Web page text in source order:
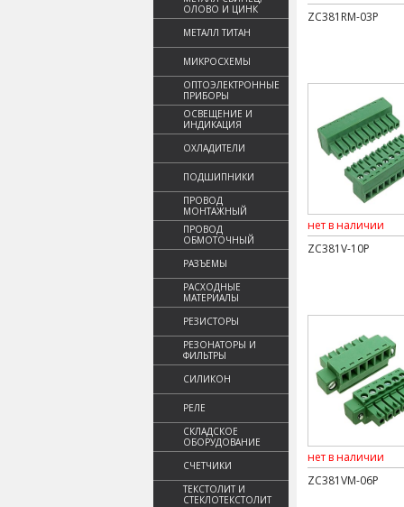
ОЛОВО И ЦИНК
МЕТАЛЛ ТИТАН
МИКРОСХЕМЫ
ОПТОЭЛЕКТРОННЫЕ
ПРИБОРЫ
ОСВЕЩЕНИЕ И
ИНДИКАЦИЯ
ОХЛАДИТЕЛИ
ПОДШИПНИКИ
ПРОВОД
МОНТАЖНЫЙ
ПРОВОД
ОБМОТОЧНЫЙ
РАЗЪЕМЫ
РАСХОДНЫЕ
МАТЕРИАЛЫ
РЕЗИСТОРЫ
РЕЗОНАТОРЫ И
ФИЛЬТРЫ
СИЛИКОН
РЕЛЕ
СКЛАДСКОЕ
ОБОРУДОВАНИЕ
СЧЕТЧИКИ
ТЕКСТОЛИТ И
СТЕКЛОТЕКСТОЛИТ
ZC381RM-03P
нет в наличии
ZC381V-10P
нет в наличии
ZC381VM-06P